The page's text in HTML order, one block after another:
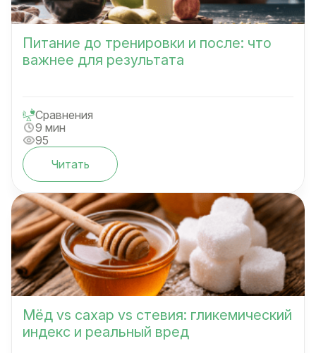
Питание до тренировки и после: что
важнее для результата
Сравнения
9 мин
95
Читать
Мёд vs сахар vs стевия: гликемический
индекс и реальный вред